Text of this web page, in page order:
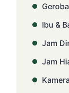
Ibu &
Jam
Jam